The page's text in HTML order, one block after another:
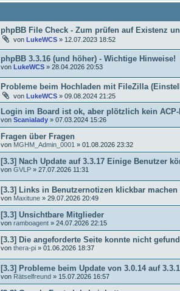
phpBB File Check - Zum prüfen auf Existenz
von LukeWCS » 12.07.2023 18:52
phpBB 3.3.16 (und höher) - Wichtige Hinweise!
von LukeWCS » 28.04.2026 20:53
Probleme beim Hochladen mit FileZilla
von LukeWCS » 09.08.2024 21:25
Login im Board ist ok, aber plötzlich kein
von Scanialady » 07.03.2024 15:26
Fragen über Fragen
von MGHM_Admin_0001 » 01.08.2026 23:32
[3.3] Nach Update auf 3.3.17 Einige Benutzer
von GVLP » 27.07.2026 11:31
[3.3] Links in Benutzernotizen klickbar machen
von Maxitune » 29.07.2026 20:49
[3.3] Unsichtbare Mitglieder
von ramboagent » 24.07.2026 22:15
[3.3] Die angeforderte Seite konnte nicht
von thera-pi » 01.06.2026 18:37
[3.3] Probleme beim Update von 3.0.14 auf
von Rätselfreund » 15.07.2026 16:57